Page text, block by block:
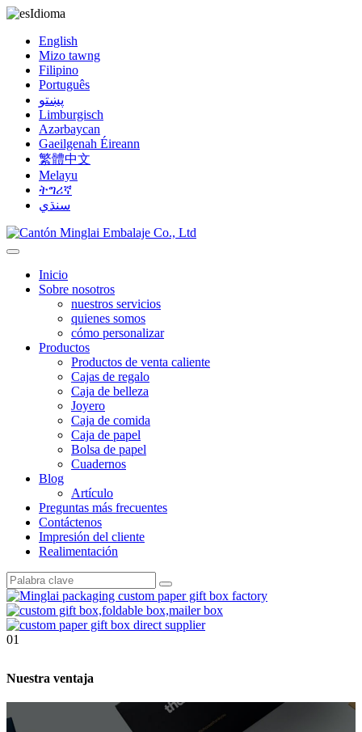
Idioma
English
Mizo tawng
Filipino
Português
پښتو
Limburgisch
Azərbaycan
Gaeilgenah Éireann
繁體中文
Melayu
ትግሪኛ
سنڌي
Inicio
Sobre nosotros
nuestros servicios
quienes somos
cómo personalizar
Productos
Productos de venta caliente
Cajas de regalo
Caja de belleza
Joyero
Caja de comida
Caja de papel
Bolsa de papel
Cuadernos
Blog
Artículo
Preguntas más frecuentes
Contáctenos
Impresión del cliente
Realimentación
01
Nuestra ventaja